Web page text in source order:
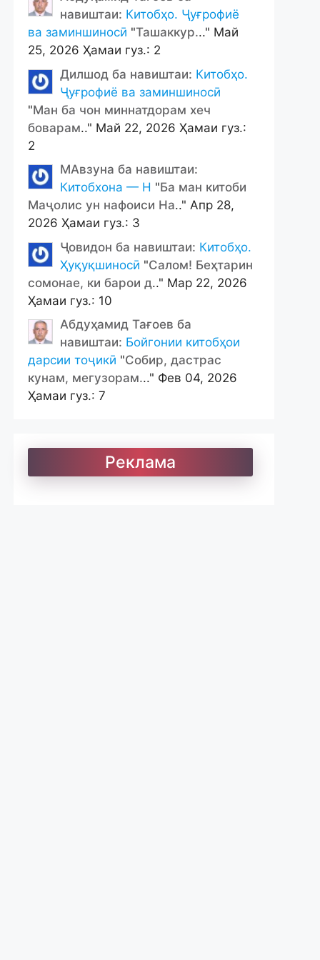
навиштаи: Китобҳо. Ҷуғрофиё
ва заминшиносӣ "Ташаккур..." Май
25, 2026 Ҳамаи гуз.: 2
Дилшод ба навиштаи: Китобҳо.
Ҷуғрофиё ва заминшиносӣ
"Ман ба чон миннатдорам хеч
боварам.." Май 22, 2026 Ҳамаи гуз.:
2
МАвзуна ба навиштаи:
Китобхона — Н "Ба ман китоби
Маҷолис ун нафоиси На.." Апр 28,
2026 Ҳамаи гуз.: 3
Ҷовидон ба навиштаи: Китобҳо.
Ҳуқуқшиносӣ "Салом! Беҳтарин
сомонае, ки барои д.." Мар 22, 2026
Ҳамаи гуз.: 10
Абдуҳамид Тағоев ба
навиштаи: Бойгонии китобҳои
дарсии тоҷикӣ "Собир, дастрас
кунам, мегузорам..." Фев 04, 2026
Ҳамаи гуз.: 7
Реклама